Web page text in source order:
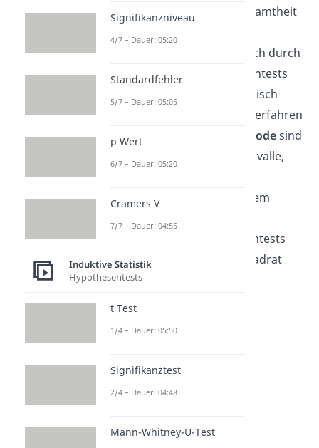
zugrunde liegende Grundgesamtheit
zu übertragen. Diese
Schlussfolgerungen lassen sich durch
Testverfahren wie Hypothesentests
und weitere Methoden statistisch
untermauern. Konkrete Testverfahren
im Zuge der
induktiven Methodesind
beispielsweise Konfidenzintervalle,
das Testen des p Werts am
Signifikanzniveau und in diesem
Zusammenhang auch die
umfangreicheren Hypothesentests
wie der t Test und der Chi Quadrat
Test.
Signifikanzniveau
4/7 – Dauer: 05:20
Standardfehler
5/7 – Dauer: 05:05
p Wert
6/7 – Dauer: 05:20
Cramers V
7/7 – Dauer: 04:55
Induktive Statistik
Hypothesentests
t Test
1/4 – Dauer: 05:50
Signifikanztest
2/4 – Dauer: 04:48
Mann-Whitney-U-Test